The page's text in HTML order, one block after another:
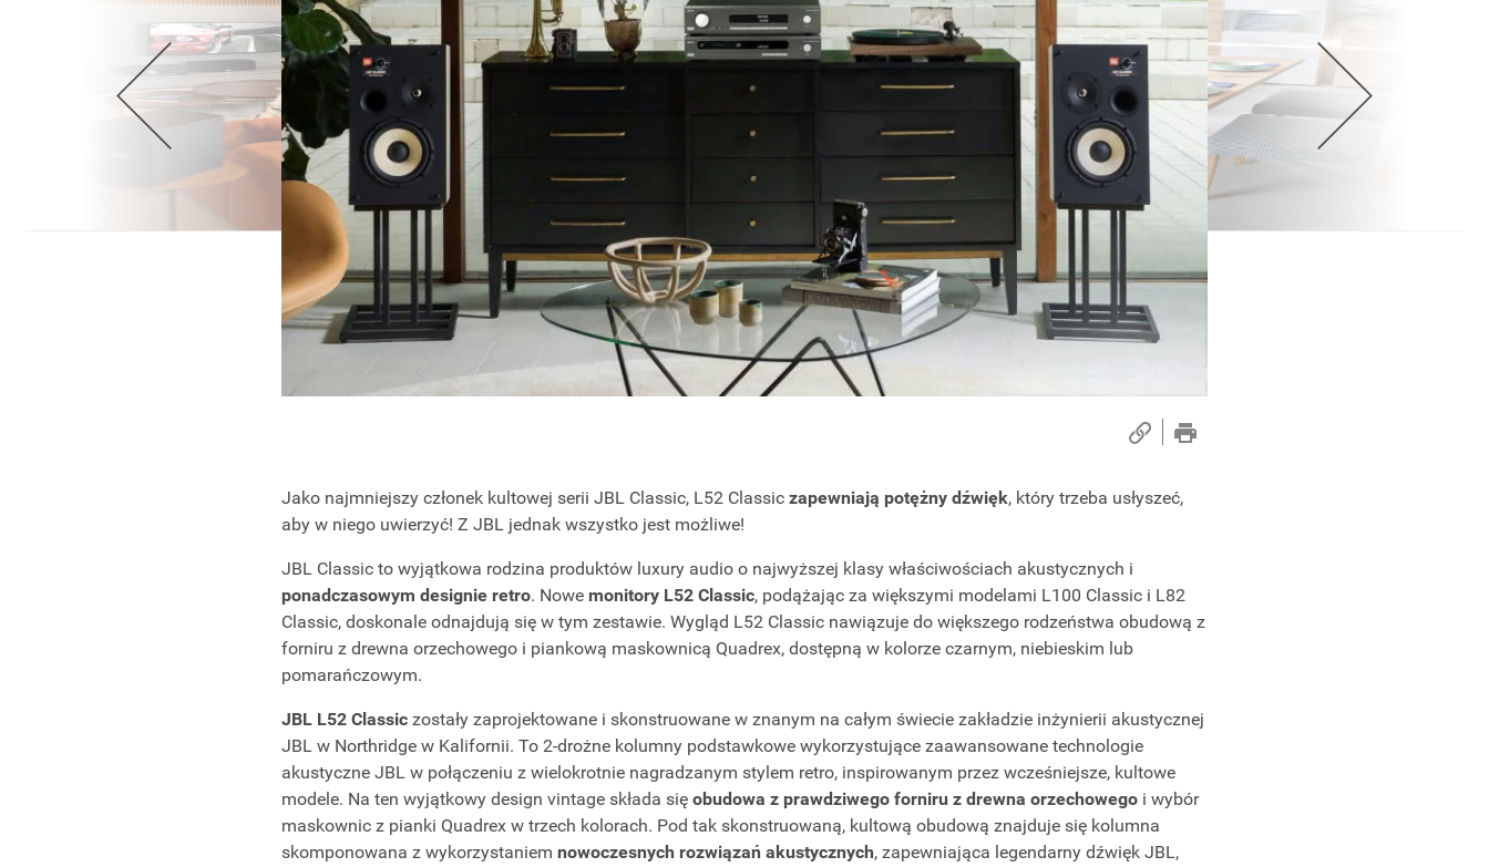
Wellnes
DIY
Jako najmniejszy członek kultowej serii JBL Classic, L52 Classic zapewniają potężny dźwięk, który trzeba usłyszeć,
aby w niego uwierzyć! Z JBL jednak wszystko jest możliwe!
JBL Classic to wyjątkowa rodzina produktów luxury audio o najwyższej klasy właściwościach akustycznych i
ponadczasowym designie retro. Nowe monitory L52 Classic, podążając za większymi modelami L100 Classic i L82
Classic, doskonale odnajdują się w tym zestawie. Wygląd L52 Classic nawiązuje do większego rodzeństwa obudową z
forniru z drewna orzechowego i piankową maskownicą Quadrex, dostępną w kolorze czarnym, niebieskim lub
pomarańczowym.
JBL L52 Classiczostały zaprojektowane i skonstruowane w znanym na całym świecie zakładzie inżynierii akustycznej
JBL w Northridge w Kalifornii. To 2-drożne kolumny podstawkowe wykorzystujące zaawansowane technologie
akustyczne JBL w połączeniu z wielokrotnie nagradzanym stylem retro, inspirowanym przez wcześniejsze, kultowe
modele. Na ten wyjątkowy design vintage składa się obudowa z prawdziwego forniru z drewna orzechowegoi wybór
maskownic z pianki Quadrex w trzech kolorach. Pod tak skonstruowaną, kultową obudową znajduje się kolumna
skomponowana z wykorzystaniem nowoczesnych rozwiązań akustycznych, zapewniająca legendarny dźwięk JBL,